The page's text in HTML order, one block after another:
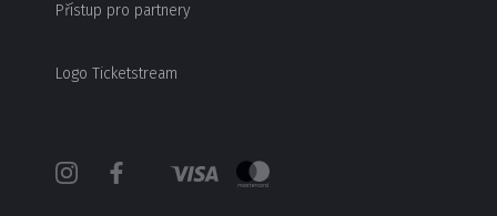
Přístup pro partnery
Logo Ticketstream